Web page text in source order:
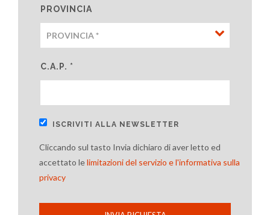
PROVINCIA
C.A.P. *
ISCRIVITI ALLA NEWSLETTER
Cliccando sul tasto Invia dichiaro di aver letto ed
accettato lelimitazioni del servizio e l'informativa sulla
privacy